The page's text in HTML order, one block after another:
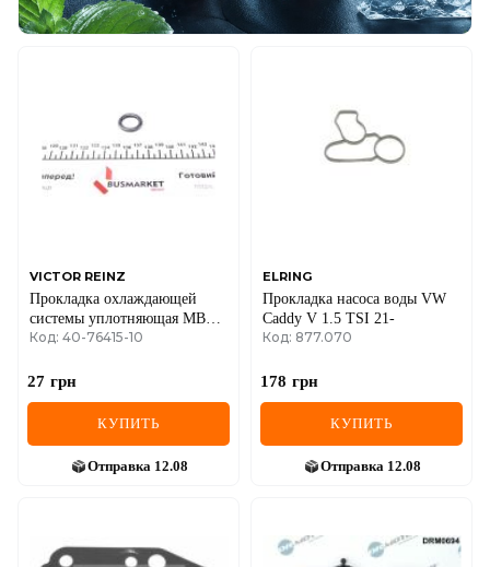
VICTOR REINZ
Прокладка охлаждающей
системы уплотняющая MB
Sprinter OM601-602
Код: 40-76415-10
27 грн
КУПИТЬ
Отправка 12.08
ELRING
Прокладка насоса воды VW
Caddy V 1.5 TSI 21-
Код: 877.070
178 грн
КУПИТЬ
Отправка 12.08